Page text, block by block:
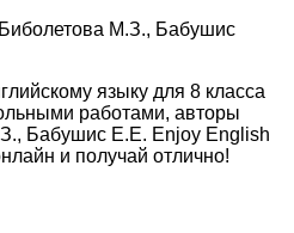
Биболетова М.З., Бабушис
языку для 8 класса
работами, авторы
Бабушис Е.Е. Enjoy English
и получай отлично!